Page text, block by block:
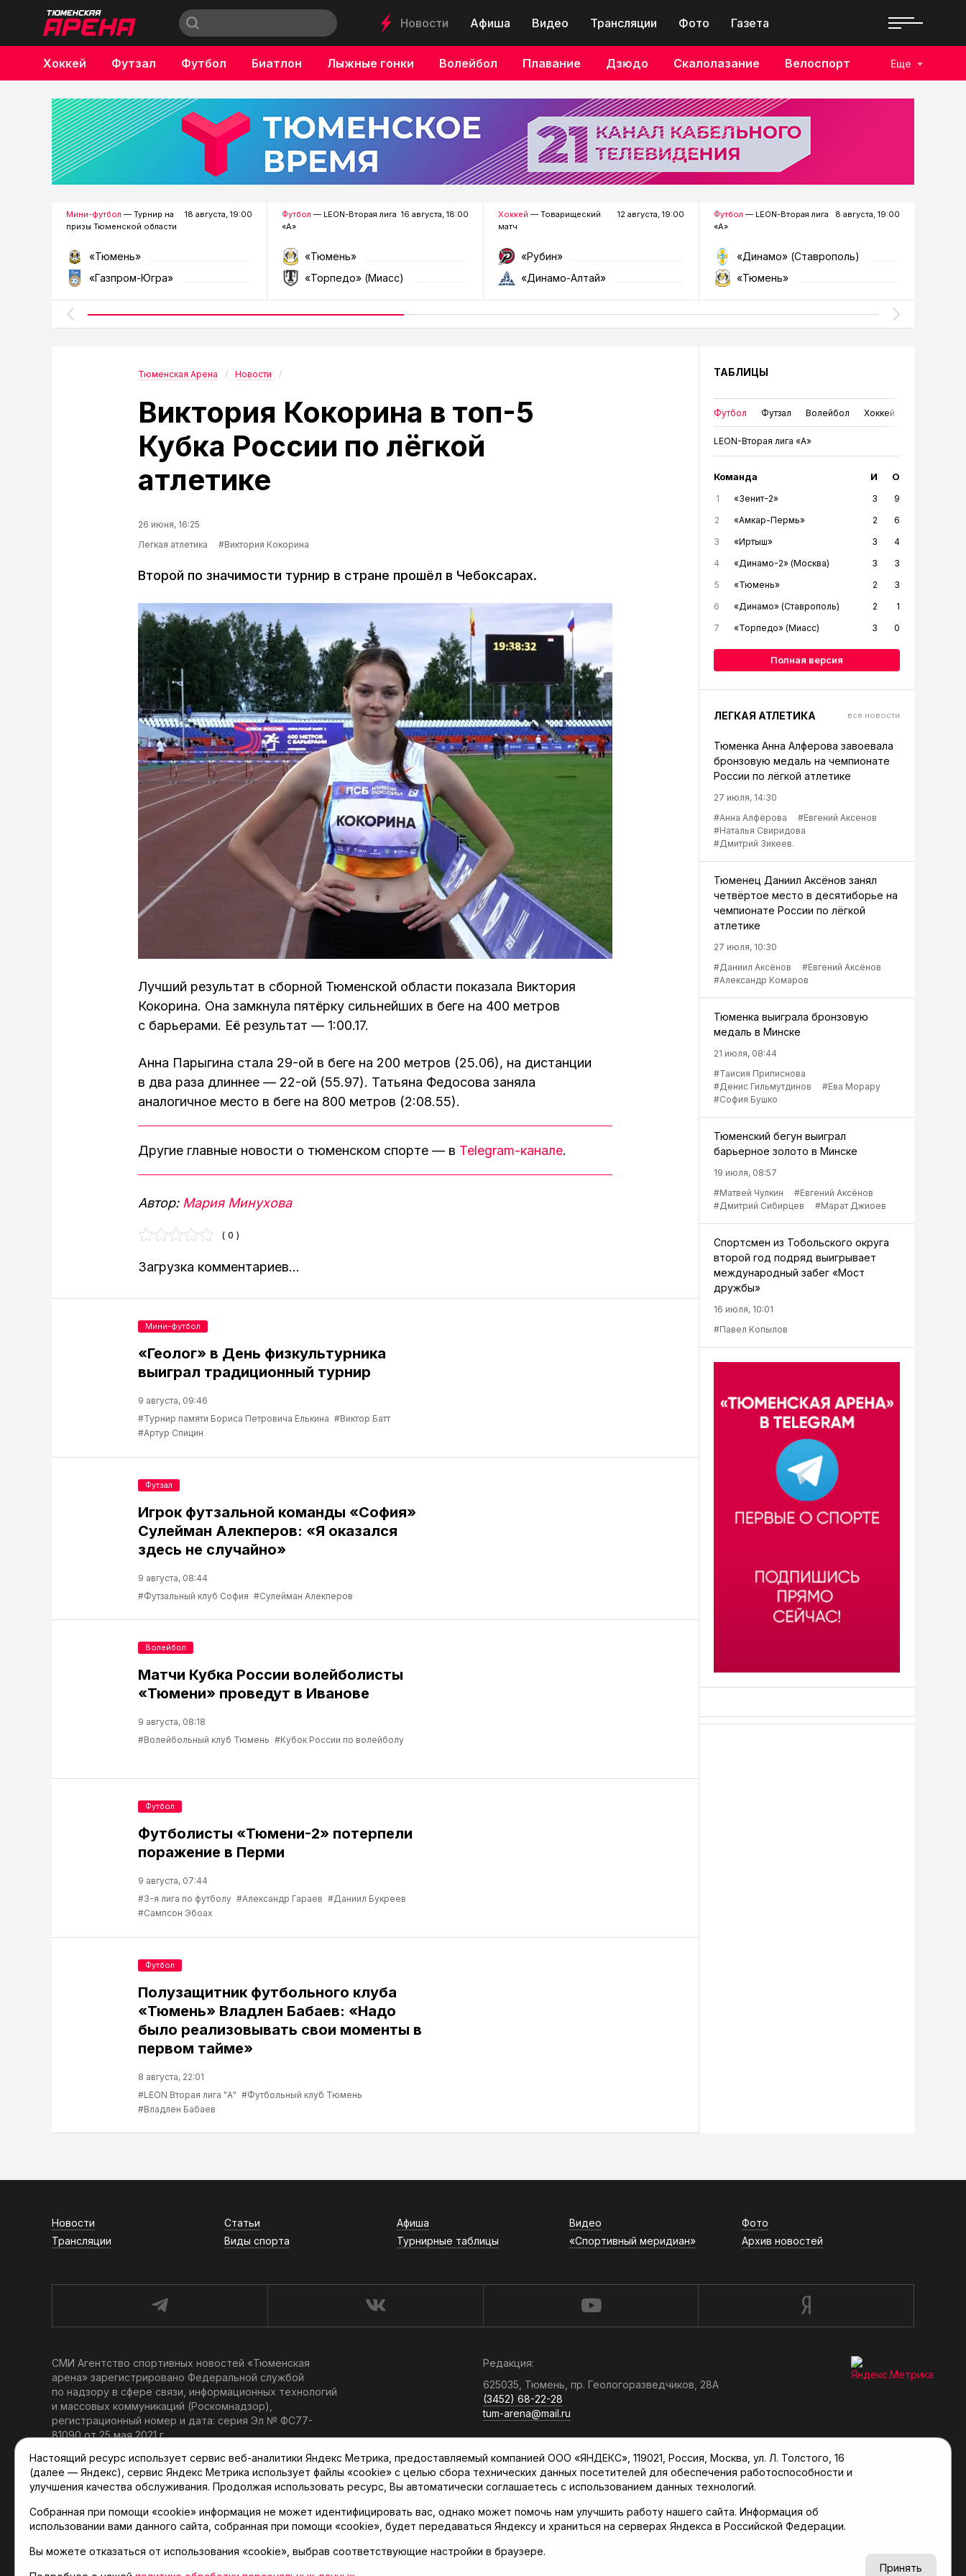
Новости Афиша Видео Трансляции Фото Газета
Хоккей Футзал Футбол Биатлон Лыжные гонки Волейбол Плавание Дзюдо Скалолазание Велоспорт
Бокс
Еще
Мини-футбол — Турнир на
призы Тюменской области
18 августа, 19:00
«Тюмень»
«Газпром-Югра»
Футбол — LEON-Вторая лига
«А»
16 августа, 18:00
«Тюмень»
«Торпедо» (Миасс)
Хоккей — Товарищеский
матч
12 августа, 19:00
«Рубин»
«Динамо-Алтай»
Футбол — LEON-Вторая лига
«А»
8 августа, 19:00
«Динамо» (Ставрополь)
«Тюмень»
Тюменская Арена Новости
Виктория Кокорина в топ-5
Кубка России по лёгкой
атлетике
26 июня, 16:25
Легкая атлетика
#Виктория Кокорина
Второй по значимости турнир в стране прошёл в Чебоксарах.
Лучший результат в сборной Тюменской области показала Виктория
Кокорина. Она замкнула пятёрку сильнейших в беге на 400 метров
с барьерами. Её результат — 1:00.17.
Анна Парыгина стала 29-ой в беге на 200 метров (25.06), на дистанции
в два раза длиннее — 22-ой (55.97). Татьяна Федосова заняла
аналогичное место в беге на 800 метров (2:08.55).
Другие главные новости о тюменском спорте — в Telegram-канале.
Автор: Мария Минухова
( 0 )
Загрузка комментариев...
«Геолог» в День физкультурника
выиграл традиционный турнир
9 августа, 09:46
#Турнир памяти Бориса Петровича Елькина #Виктор Батт
#Артур Спицин
Мини-футбол
Игрок футзальной команды «София»
Сулейман Алекперов: «Я оказался
здесь не случайно»
9 августа, 08:44
#Футзальный клуб София #Сулейман Алекперов
Футзал
Матчи Кубка России волейболисты
«Тюмени» проведут в Иванове
9 августа, 08:18
#Волейбольный клуб Тюмень #Кубок России по волейболу
Волейбол
Футболисты «Тюмени-2» потерпели
поражение в Перми
9 августа, 07:44
#3-я лига по футболу #Александр Гараев #Даниил Букреев
#Сампсон Эбоах
Футбол
Полузащитник футбольного клуба
«Тюмень» Владлен Бабаев: «Надо
было реализовывать свои моменты в
первом тайме»
8 августа, 22:01
#LEON Вторая лига "А" #Футбольный клуб Тюмень
#Владлен Бабаев
Футбол
ТАБЛИЦЫ
Футбол Футзал Волейбол Хоккей
LEON-Вторая лига «А»
Команда И О
1 «Зенит-2» 3
9
2
«Амкар-Пермь» 2
6
3
«Иртыш» 3
4
4
«Динамо-2» (Москва) 3
3
5
«Тюмень» 2
3
6
«Динамо» (Ставрополь) 2
1
7
«Торпедо» (Миасс) 3 0
Полная версия
ЛЕГКАЯ АТЛЕТИКА все новости
Тюменка Анна Алферова завоевала
бронзовую медаль на чемпионате
России по лёгкой атлетике
27 июля, 14:30
#Анна Алфёрова
#Евгений Аксенов
#Наталья Свиридова
#Дмитрий Зикеев.
Тюменец Даниил Аксёнов занял
четвёртое место в десятиборье на
чемпионате России по лёгкой
атлетике
27 июля, 10:30
#Даниил Аксёнов
#Евгений Аксёнов
#Александр Комаров
Тюменка выиграла бронзовую
медаль в Минске
21 июля, 08:44
#Таисия Приписнова
#Денис Гильмутдинов
#Ева Морару
#София Бушко
Тюменский бегун выиграл
барьерное золото в Минске
19 июля, 08:57
#Матвей Чулкин
#Евгений Аксёнов
#Дмитрий Сибирцев
#Марат Джиоев
Спортсмен из Тобольского округа
второй год подряд выигрывает
международный забег «Мост
дружбы»
16 июля, 10:01
#Павел Копылов
Новости Статьи Афиша Видео
Фото
Трансляции
Виды спорта Турнирные таблицы «Спортивный меридиан» Архив новостей
СМИ Агентство спортивных новостей «Тюменская
арена» зарегистрировано Федеральной службой
по надзору в сфере связи, информационных технологий
и массовых коммуникаций (Роскомнадзор),
регистрационный номер и дата: серия Эл № ФС77-
81090 от 25 мая 2021 г.
Главный редактор: Мартынов В. В.
При использовании материалов ссылка обязательна.
Политика конфиденциальности
Редакция:
625035, Тюмень, пр. Геологоразведчиков, 28А
(3452) 68-22-28
tum-arena@mail.ru
Отдел продаж:
(3452) 68-89-78
kotovaev@sibinformburo.ru
© 2001-2026 Агентство спортивных новостей «Тюменская арена»
6+
Настоящий ресурс использует сервис веб-аналитики Яндекс Метрика, предоставляемый компанией ООО «ЯНДЕКС», 119021, Россия, Москва, ул. Л. Толстого, 16
(далее — Яндекс), сервис Яндекс Метрика использует файлы «cookie» с целью сбора технических данных посетителей для обеспечения работоспособности и
улучшения качества обслуживания. Продолжая использовать ресурс, Вы автоматически соглашаетесь с использованием данных технологий.
Собранная при помощи «cookie» информация не может идентифицировать вас, однако может помочь нам улучшить работу нашего сайта. Информация об
использовании вами данного сайта, собранная при помощи «cookie», будет передаваться Яндексу и храниться на серверах Яндекса в Российской Федерации.
Вы можете отказаться от использования «cookie», выбрав соответствующие настройки в браузере.
Принять